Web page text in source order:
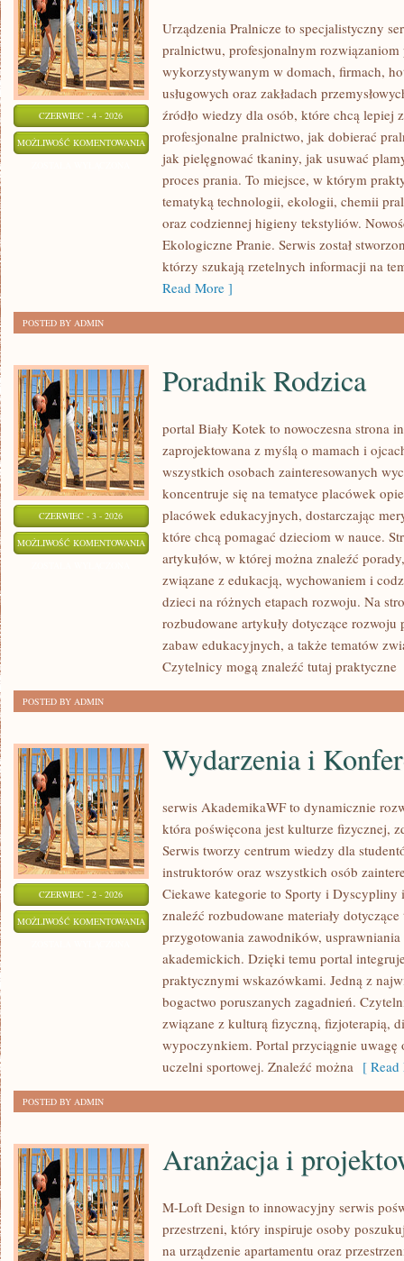
CZERWIEC - 4 - 2026
MOŻLIWOŚĆ KOMENTOWANIA DOMOWE
TRIKI
Urządzenia Pralnicze to specjalistyczny
pralnictwu, profesjonalnym
wykorzystywanym w domach, firmach,
usługowych oraz zakładach
źródło wiedzy dla osób, które chcą lepiej
profesjonalne pralnictwo, jak dobierać
jak pielęgnować tkaniny, jak usuwać
proces prania. To miejsce, w którym
tematyką technologii, ekologii, chemii
oraz codziennej higieny tekstyliów.
Ekologiczne Pranie. Serwis został
którzy szukają rzetelnych informacji na
Read More ]
POSTED BY ADMIN
CZERWIEC - 3 - 2026
MOŻLIWOŚĆ KOMENTOWANIA PORADNIK
RODZICA
Poradnik Rodzica
portal Biały Kotek to nowoczesna strona
zaprojektowana z myślą o mamach i
wszystkich osobach zainteresowanych
koncentruje się na tematyce placówek
placówek edukacyjnych, dostarczając
które chcą pomagać dzieciom w nauce.
artykułów, w której można znaleźć
związane z edukacją, wychowaniem i
dzieci na różnych etapach rozwoju. Na
rozbudowane artykuły dotyczące
zabaw edukacyjnych, a także tematów
Czytelnicy mogą znaleźć tutaj praktyczne
POSTED BY ADMIN
CZERWIEC - 2 - 2026
MOŻLIWOŚĆ KOMENTOWANIA WYDARZENIA
KONFERENCJE
Wydarzenia i
serwis AkademikaWF to dynamicznie
która poświęcona jest kulturze fizycznej,
Serwis tworzy centrum wiedzy dla
instruktorów oraz wszystkich osób
Ciekawe kategorie to Sporty i Dyscypliny
znaleźć rozbudowane materiały
przygotowania zawodników,
akademickich. Dzięki temu portal
praktycznymi wskazówkami. Jedną z
bogactwo poruszanych zagadnień.
związane z kulturą fizyczną, fizjoterapią,
wypoczynkiem. Portal przyciągnie uwagę
uczelni sportowej. Znaleźć można [
POSTED BY ADMIN
Aranżacja i
M-Loft Design to innowacyjny serwis
przestrzeni, który inspiruje osoby
na urządzenie apartamentu oraz